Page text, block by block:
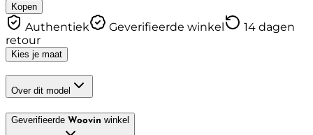
Kopen
Authentiek Geverifieerde winkel
14 dagen
retour
Kies je maat
Over dit model
Geverifieerde Woovin winkel